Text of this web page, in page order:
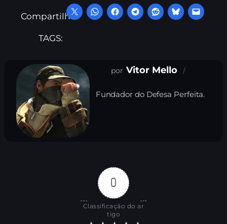
Compartilhe:
TAGS:
Vitor Mello
Fundador do Defesa Perfeita.
0
Classificação do ar
tigo